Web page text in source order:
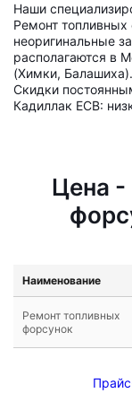
Наши
Ремонт
неоригинальные
располагаются в
(Химки,
Скидки
Кадиллак ЕСВ:
Цена -
Наименование
Ремонт топливных
форсунок